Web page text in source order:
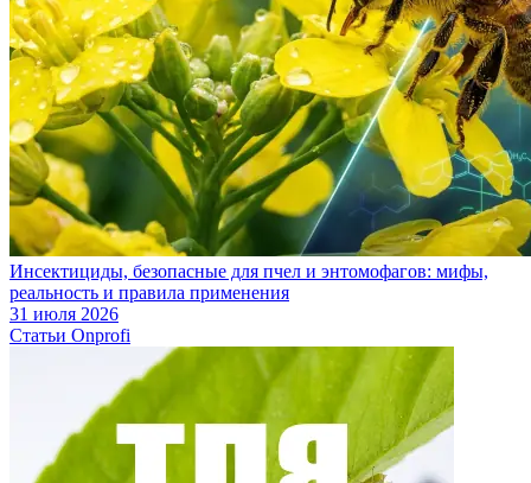
Инсектициды, безопасные для пчел и энтомофагов: мифы,
реальность и правила применения
31 июля 2026
Статьи Onprofi